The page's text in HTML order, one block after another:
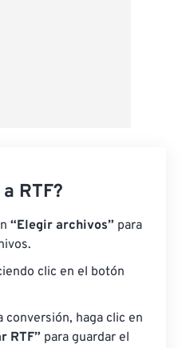
RTF?
“Elegir archivos” para
clic en el botón
conversión, haga clic en
RTF” para guardar el